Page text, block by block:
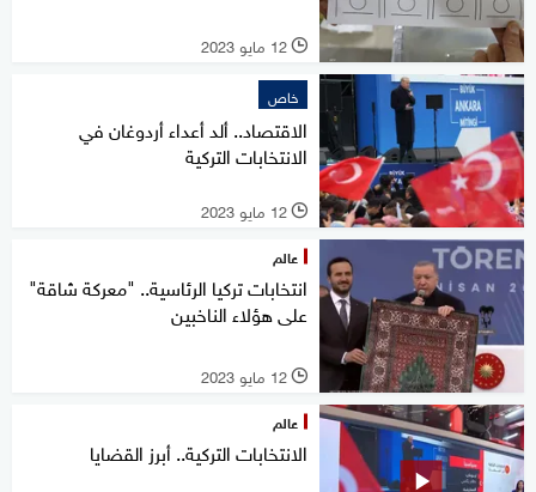
l 12 مايو 2023
خاص
الاقتصاد.. ألد أعداء أردوغان في
الانتخابات التركية
l 12 مايو 2023
عالم
انتخابات تركيا الرئاسية.. "معركة شاقة"
على هؤلاء الناخبين
l 12 مايو 2023
عالم
الانتخابات التركية.. أبرز القضايا